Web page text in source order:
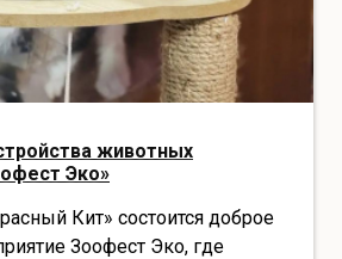
животных
Эко»
Кит» состоится доброе
Зоофест Эко, где